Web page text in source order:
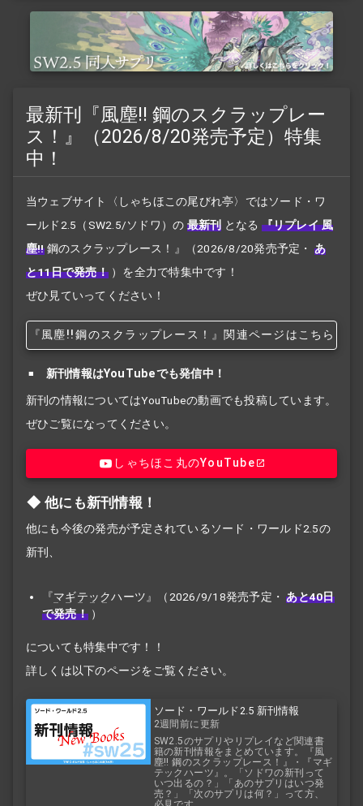
最新刊『風塵!! 鋼のスクラップレー
ス！』（2026/8/20発売予定）特集
中！
当ウェブサイト〈しゃちほこの尾びれ亭〉ではソード・ワ
ールド2.5（SW2.5/ソドワ）の 最新刊 となる 『リプレイ 風
塵!! 鋼のスクラップレース！』 （2026/8/20発売予定・ あ
と11日で発売！ ）を全力で特集中です！
ぜひ見ていってください！
『風塵!! 鋼のスクラップレース！』関連ページはこちら
新刊情報はYouTubeでも発信中！
新刊の情報についてはYouTubeの動画でも投稿しています。
ぜひご覧になってください。
しゃちほこ丸のYouTube
他にも新刊情報！
他にも今後の発売が予定されているソード・ワールド2.5の
新刊、
『マギテックハーツ』（2026/9/18発売予定・ あと40日
で発売！ ）
についても特集中です！！
詳しくは以下のページをご覧ください。
ソード・ワールド2.5 新刊情報
2週間前に更新
SW2.5のサプリやリプレイなど関連書
籍の新刊情報をまとめています。『風
塵!! 鋼のスクラップレース！』・『マギ
テックハーツ』。「ソドワの新刊って
いつ出るの？」「あのサプリはいつ発
売？」「次のサプリは何？」って方、